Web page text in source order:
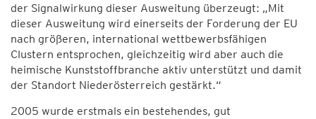
der Signalwirkung dieser Ausweitung überzeugt: „Mit
dieser Ausweitung wird einerseits der Forderung der EU
nach größeren, international wettbewerbsfähigen
Clustern entsprochen, gleichzeitig wird aber auch die
heimische Kunststoffbranche aktiv unterstützt und damit
der Standort Niederösterreich gestärkt.“
2005 wurde erstmals ein bestehendes, gut